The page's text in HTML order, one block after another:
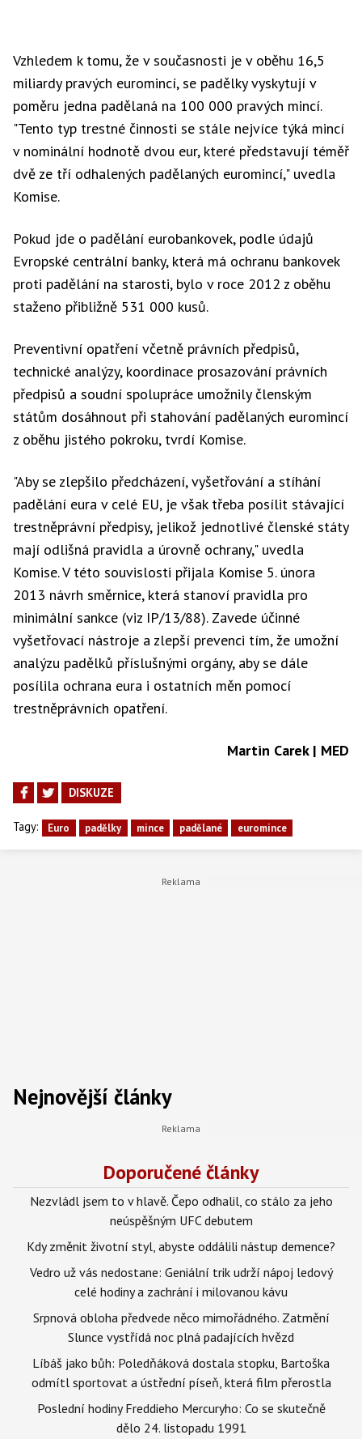
Vzhledem k tomu, že v současnosti je v oběhu 16,5
miliardy pravých euromincí, se padělky vyskytují v
poměru jedna padělaná na 100 000 pravých mincí.
"Tento typ trestné činnosti se stále nejvíce týká mincí
v nominální hodnotě dvou eur, které představují téměř
dvě ze tří odhalených padělaných euromincí," uvedla
Komise.
Pokud jde o padělání eurobankovek, podle údajů
Evropské centrální banky, která má ochranu bankovek
proti padělání na starosti, bylo v roce 2012 z oběhu
staženo přibližně 531 000 kusů.
Preventivní opatření včetně právních předpisů,
technické analýzy, koordinace prosazování právních
předpisů a soudní spolupráce umožnily členským
státům dosáhnout při stahování padělaných euromincí
z oběhu jistého pokroku, tvrdí Komise.
"Aby se zlepšilo předcházení, vyšetřování a stíhání
padělání eura v celé EU, je však třeba posílit stávající
trestněprávní předpisy, jelikož jednotlivé členské státy
mají odlišná pravidla a úrovně ochrany," uvedla
Komise. V této souvislosti přijala Komise 5. února
2013 návrh směrnice, která stanoví pravidla pro
minimální sankce (viz IP/13/88). Zavede účinné
vyšetřovací nástroje a zlepší prevenci tím, že umožní
analýzu padělků příslušnými orgány, aby se dále
posílila ochrana eura i ostatních měn pomocí
trestněprávních opatření.
Martin Carek | MED
DISKUZE
Tagy: Euro padělky mince padělané euromince
Nejnovější články
Doporučené články
Nezvládl jsem to v hlavě. Čepo odhalil, co stálo za jeho
neúspěšným UFC debutem
Kdy změnit životní styl, abyste oddálili nástup demence?
Vedro už vás nedostane: Geniální trik udrží nápoj ledový
celé hodiny a zachrání i milovanou kávu
Srpnová obloha předvede něco mimořádného. Zatmění
Slunce vystřídá noc plná padajících hvězd
Líbáš jako bůh: Poledňáková dostala stopku, Bartoška
odmítl sportovat a ústřední píseň, která film přerostla
Poslední hodiny Freddieho Mercuryho: Co se skutečně
dělo 24. listopadu 1991